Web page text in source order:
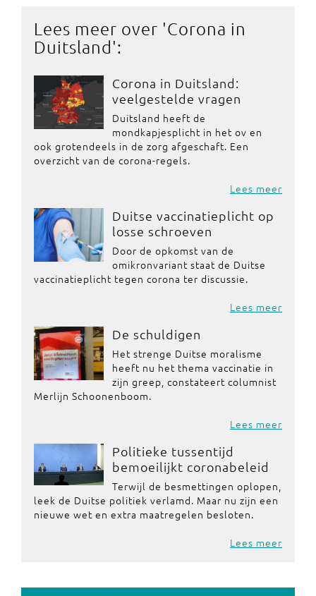
Lees meer over 'Corona in
Duitsland':
Corona in Duitsland:
veelgestelde vragen
Duitsland heeft de
mondkapjesplicht in het ov en
ook grotendeels in de zorg afgeschaft. Een
overzicht van de corona-regels.
Lees meer
Duitse vaccinatieplicht op
losse schroeven
Door de opkomst van de
omikronvariant staat de Duitse
vaccinatieplicht tegen corona ter discussie.
Lees meer
De schuldigen
Het strenge Duitse moralisme
heeft nu het thema vaccinatie in
zijn greep, constateert columnist
Merlijn Schoonenboom.
Lees meer
Politieke tussentijd
bemoeilijkt coronabeleid
Terwijl de besmettingen oplopen,
leek de Duitse politiek verlamd. Maar nu zijn een
nieuwe wet en extra maatregelen besloten.
Lees meer